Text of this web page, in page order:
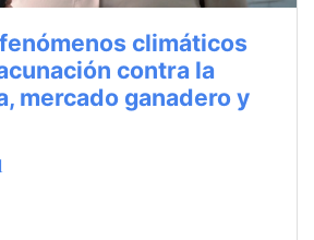
climáticos
contra la
mercado ganadero y